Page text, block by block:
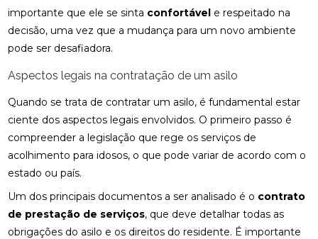
importante que ele se sinta confortável e respeitado na
decisão, uma vez que a mudança para um novo ambiente
pode ser desafiadora.
Aspectos legais na contratação de um asilo
Quando se trata de contratar um asilo, é fundamental estar
ciente dos aspectos legais envolvidos. O primeiro passo é
compreender a legislação que rege os serviços de
acolhimento para idosos, o que pode variar de acordo com o
estado ou país.
Um dos principais documentos a ser analisado é o contrato
de prestação de serviços, que deve detalhar todas as
obrigações do asilo e os direitos do residente. É importante